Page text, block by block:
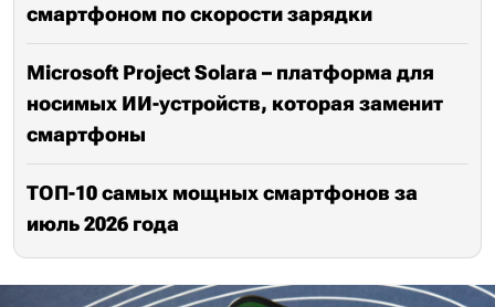
смартфоном по скорости зарядки
Microsoft Project Solara – платформа для
носимых ИИ-устройств, которая заменит
смартфоны
ТОП-10 самых мощных смартфонов за
июль 2026 года